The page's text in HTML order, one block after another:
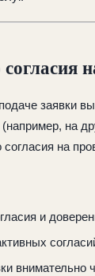
заявки
(например, на
на
и
внимательно